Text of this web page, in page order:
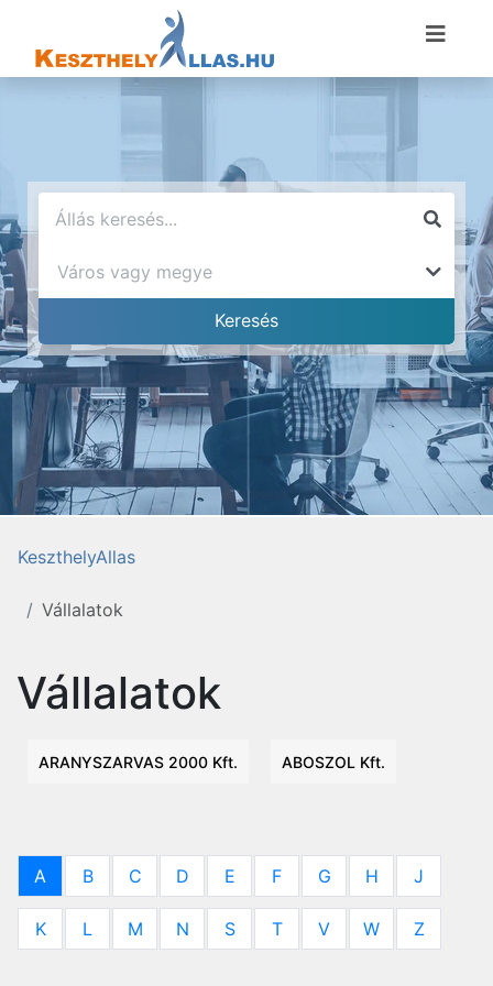
KeszthelyAllas
Vállalatok
Vállalatok
ARANYSZARVAS 2000 Kft. ABOSZOL Kft.
A B C D E F G H J
K L M N S T V W Z